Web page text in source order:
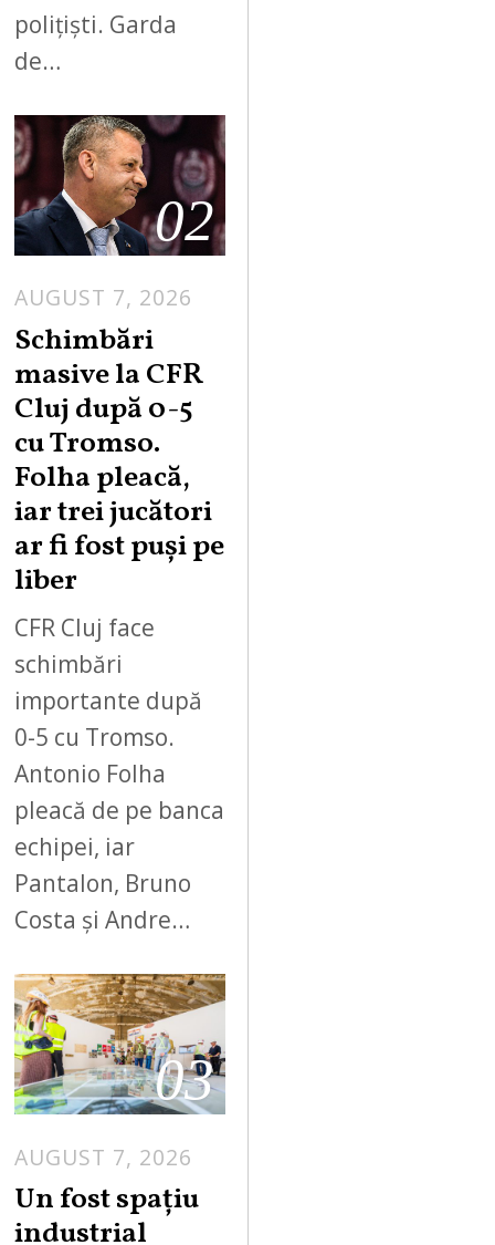
polițiști. Garda
de…
02
AUGUST 7, 2026
Schimbări
masive la CFR
Cluj după 0-5
cu Tromso.
Folha pleacă,
iar trei jucători
ar fi fost puși pe
liber
CFR Cluj face
schimbări
importante după
0-5 cu Tromso.
Antonio Folha
pleacă de pe banca
echipei, iar
Pantalon, Bruno
Costa și Andre…
03
AUGUST 7, 2026
Un fost spațiu
industrial